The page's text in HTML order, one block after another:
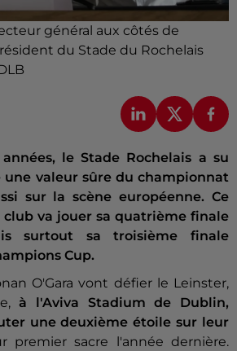
général aux côtés de
du Stade du Rochelais
le Stade Rochelais a su
valeur sûre du championnat
sur la scène européenne. Ce
club va jouer sa quatrième finale
surtout sa troisième finale
Cup.
O'Gara vont défier le Leinster,
à l'Aviva Stadium de Dublin,
une deuxième étoile sur leur
premier sacre l'année dernière.